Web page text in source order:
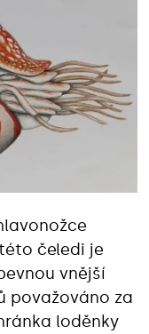
čeledi je
vnější
považováno za
loděnky